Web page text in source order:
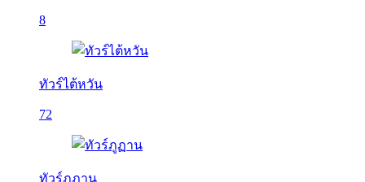
8
ทัวร์ไต้หวัน
72
ทัวร์ภูฏาน